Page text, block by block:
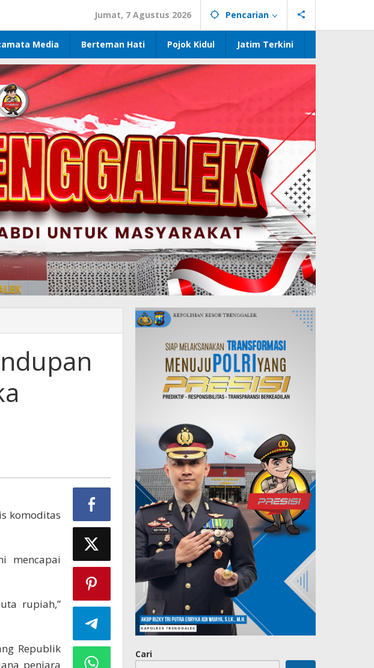
Jumat, 7 Agustus 2026 Pencarian
Media Berteman Hati Pojok Kidul Jatim Terkini
komoditas
mencapai
rupiah,”
Republik
penjara
Cari